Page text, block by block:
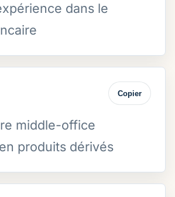
dans le
Copier
middle-office
produits dérivés